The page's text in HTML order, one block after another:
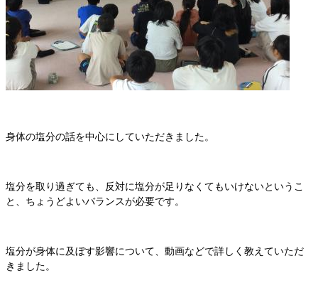
身体の塩分の話を中心にしていただきました。
塩分を取り過ぎても、反対に塩分が足りなくてもいけないというこ
と、ちょうどよいバランスが必要です。
塩分が身体に及ぼす影響について、動画などで詳しく教えていただ
きました。